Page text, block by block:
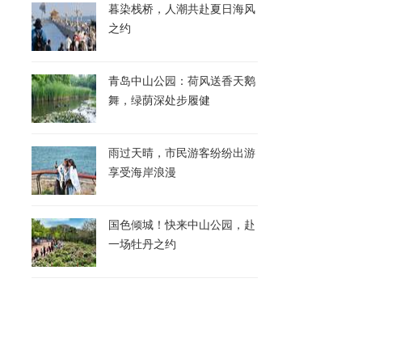
暮染栈桥，人潮共赴夏日海风
之约
青岛中山公园：荷风送香天鹅
舞，绿荫深处步履健
雨过天晴，市民游客纷纷出游
享受海岸浪漫
国色倾城！快来中山公园，赴
一场牡丹之约